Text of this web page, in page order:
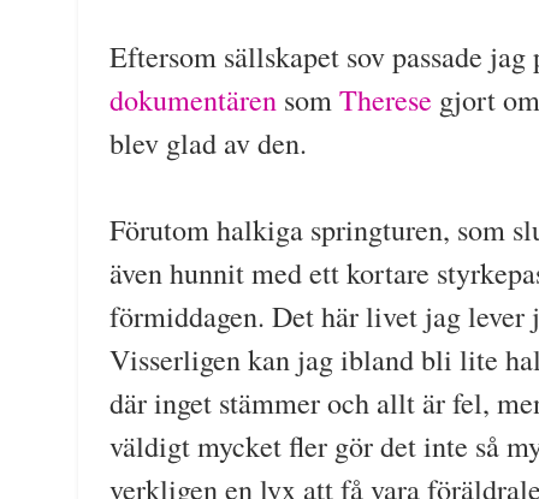
Eftersom sällskapet sov passade
dokumentären somTherese gjort
blev glad av den.
Förutom halkiga springturen, som
även hunnit med ett kortare
förmiddagen. Det här livet jag
Visserligen kan jag ibland bli lite
där inget stämmer och allt är fel,
väldigt mycket fler gör det inte så
verkligen en lyx att få vara